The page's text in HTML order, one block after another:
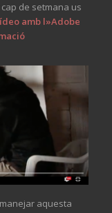
de setmana us
amb l»Adobe
aquesta